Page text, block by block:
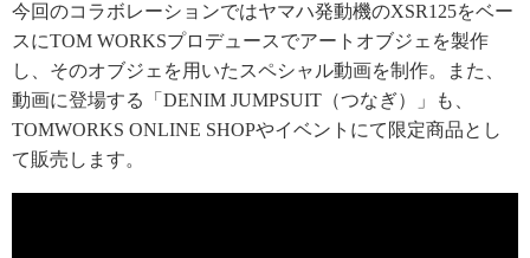
今回のコラボレーションではヤマハ発動機のXSR125をベー
スにTOM WORKSプロデュースでアートオブジェを製作
し、そのオブジェを用いたスペシャル動画を制作。また、
動画に登場する「DENIM JUMPSUIT（つなぎ）」も、
TOMWORKS ONLINE SHOPやイベントにて限定商品とし
て販売します。